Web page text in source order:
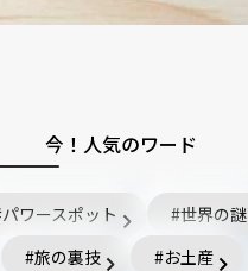
今！人気のワード
パワースポット
世界の謎
旅の裏技
お土産